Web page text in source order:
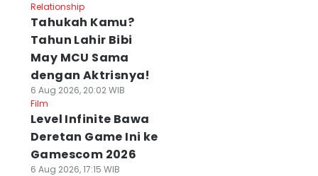
Relationship
Tahukah Kamu?
Tahun Lahir Bibi
May MCU Sama
dengan Aktrisnya!
6 Aug 2026, 20:02 WIB
Film
Level Infinite Bawa
Deretan Game Ini ke
Gamescom 2026
6 Aug 2026, 17:15 WIB